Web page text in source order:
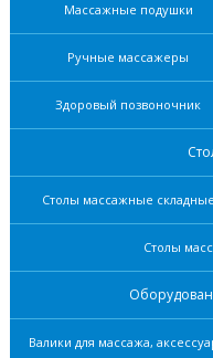
Массажные подушки
Ручные массажеры
Здоровый позвоночник
Столы массажные складные
Столы
Валики для массажа,